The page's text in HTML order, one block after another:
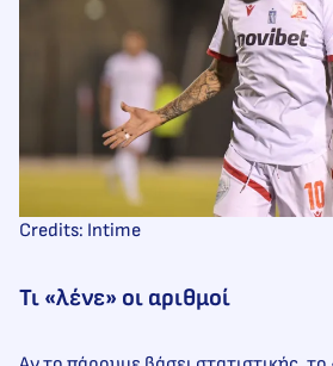
Credits: Intime
Τι «λένε» οι αριθμοί